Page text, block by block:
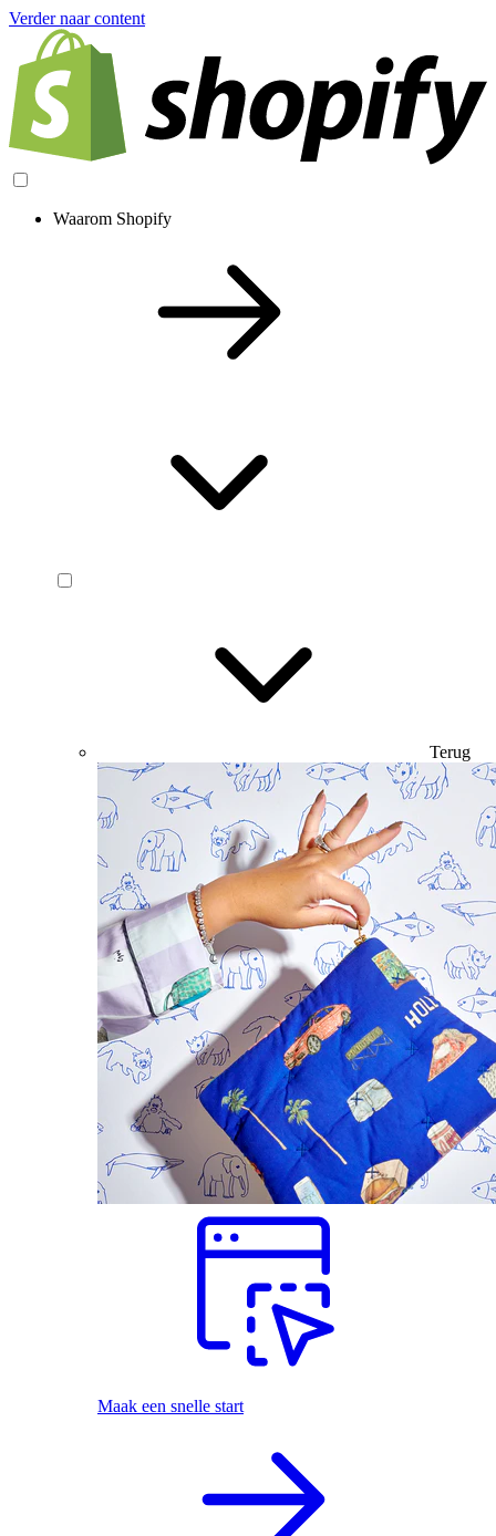
Verder naar content
Waarom Shopify
Terug
Maak een snelle start